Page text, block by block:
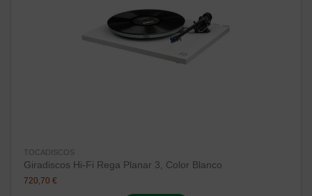
TOCADISCOS
Giradiscos Hi-Fi Rega Planar 3, Color Blanco
720,70 €